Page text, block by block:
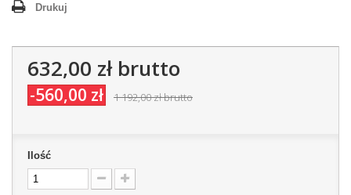
Drukuj
632,00 złbrutto
-560,00 zł 1 192,00 złbrutto
Ilość